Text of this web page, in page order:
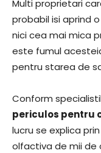
Multi proprietari
probabil isi aprind
nici cea mai mica
este fumul
pentru starea de
Conform
periculos pentru
lucru se explica
olfactiva de mii de